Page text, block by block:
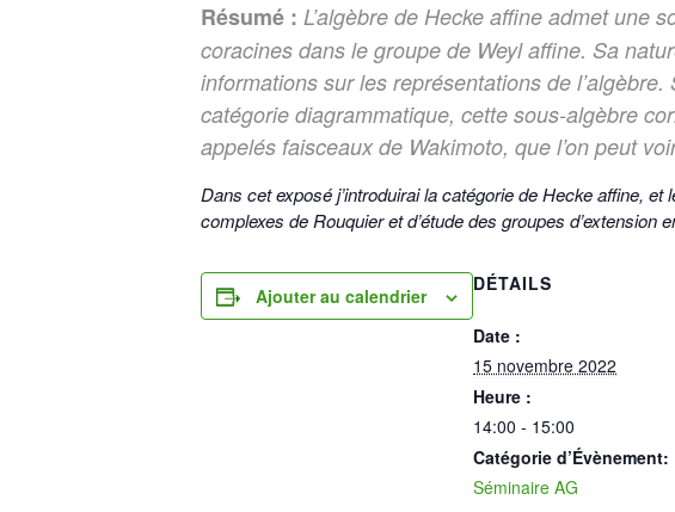
Résumé : L’algèbre de Hecke affine admet une
coracines dans le groupe de Weyl affine. Sa
informations sur les représentations de l’algèbre.
catégorie diagrammatique, cette sous-algèbre
appelés faisceaux de Wakimoto, que l’on peut
Dans cet exposé j’introduirai la catégorie de Hecke affine,
complexes de Rouquier et d’étude des groupes
Ajouter au calendrier
DÉTAILS
Date :
15 novembre 2022
Heure :
14:00 - 15:00
Catégorie d’Évènement:
Séminaire AG